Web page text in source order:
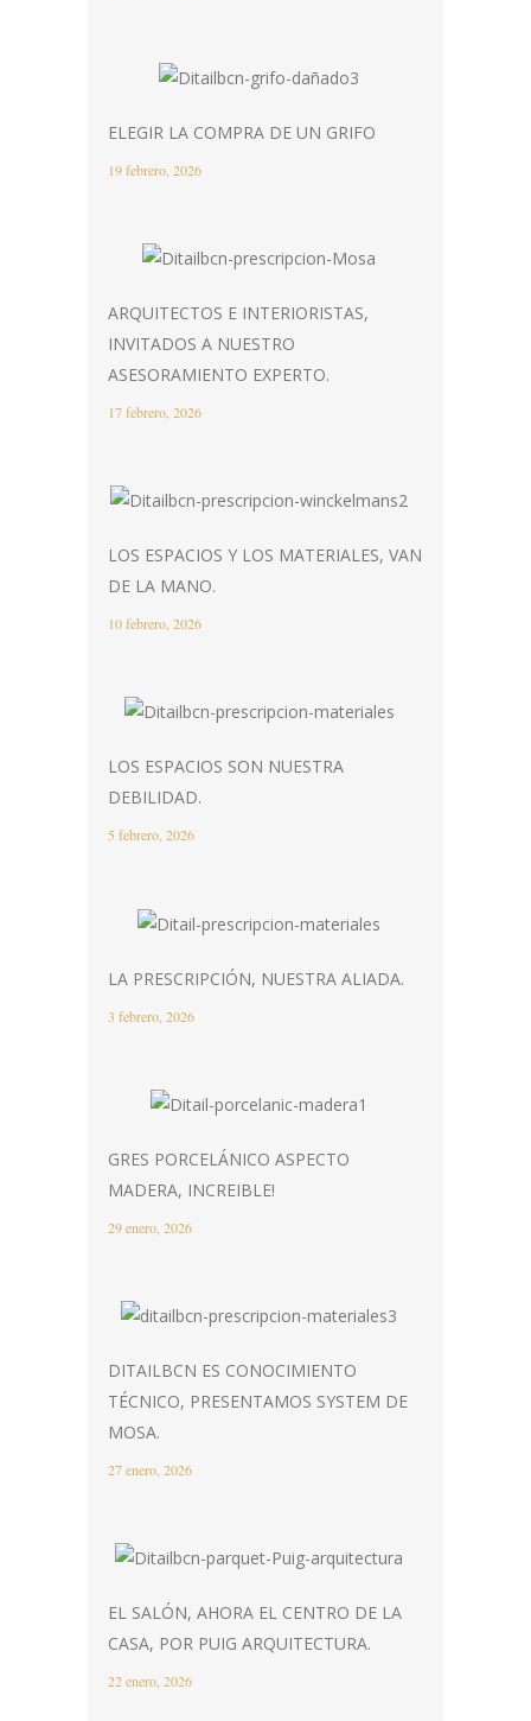
ELEGIR LA COMPRA DE UN GRIFO
19 febrero, 2026
ARQUITECTOS E INTERIORISTAS,
INVITADOS A NUESTRO
ASESORAMIENTO EXPERTO.
17 febrero, 2026
LOS ESPACIOS Y LOS MATERIALES, VAN
DE LA MANO.
10 febrero, 2026
LOS ESPACIOS SON NUESTRA
DEBILIDAD.
5 febrero, 2026
LA PRESCRIPCIÓN, NUESTRA ALIADA.
3 febrero, 2026
GRES PORCELÁNICO ASPECTO
MADERA, INCREIBLE!
29 enero, 2026
DITAILBCN ES CONOCIMIENTO
TÉCNICO, PRESENTAMOS SYSTEM DE
MOSA.
27 enero, 2026
EL SALÓN, AHORA EL CENTRO DE LA
CASA, POR PUIG ARQUITECTURA.
22 enero, 2026